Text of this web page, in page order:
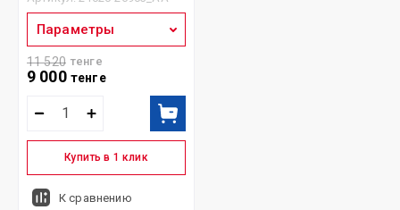
Параметры
11 520 тенге
9 000 тенге
Купить в 1 клик
К сравнению